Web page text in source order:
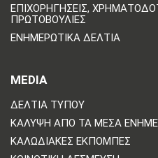
ΕΠΙΧΟΡΗΓΉΣΕΙΣ,
ΠΡΩΤΟΒΟΥΛΊΕΣ
ΕΝΗΜΕΡΩΤΙΚΆ ΔΕΛΤΊΑ
MEDIA
ΔΕΛΤΊΑ ΤΎΠΟΥ
ΚΆΛΥΨΗ ΑΠΌ ΤΑ ΜΈΣΑ
ΚΑΛΩΔΙΑΚΈΣ ΕΚΠΟΜΠΈΣ